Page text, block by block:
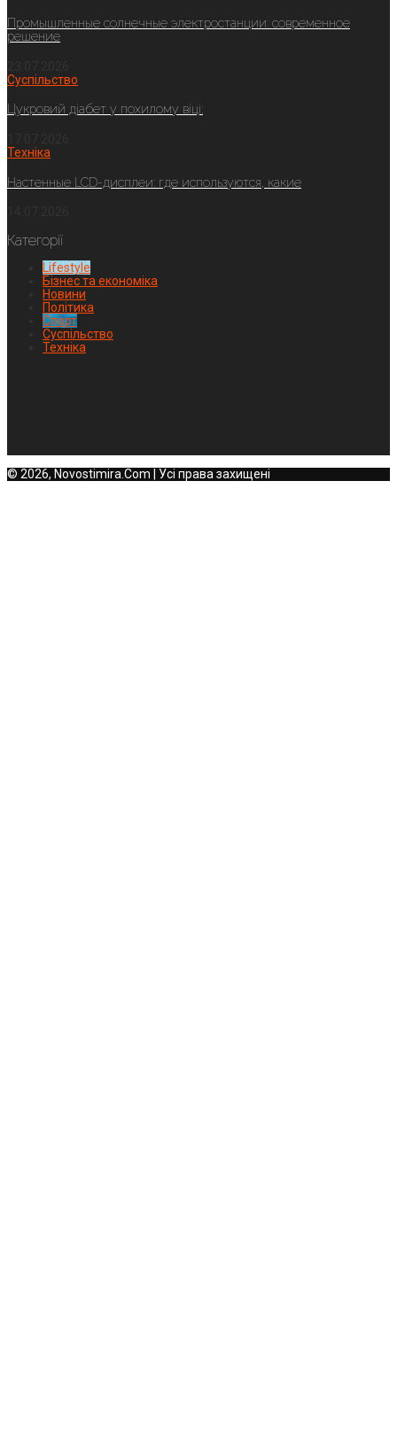
Промышленные солнечные электростанции: современное
решение
Суспільство
Цукровий діабет у похилому віці:
Техніка
Настенные LCD-дисплеи: где используются, какие
Категорії
Lifestyle
Бізнес та економіка
Новини
Політика
Спорт
Суспільство
Техніка
© 2026, Novostimira.Com | Усі права захищені